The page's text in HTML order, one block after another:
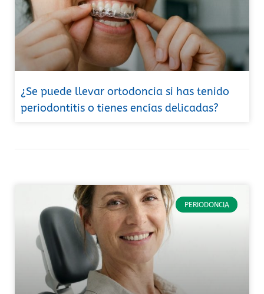
¿Se puede llevar ortodoncia si has tenido
periodontitis o tienes encías delicadas?
PERIODONCIA